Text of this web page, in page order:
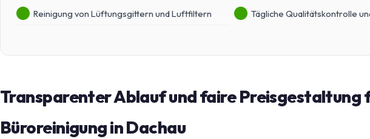
Reinigung von Lüftungsgittern und Luftfiltern Tägliche Qualitätskontrolle
Transparenter Ablauf und faire Preisgestaltung
Büroreinigung in Dachau